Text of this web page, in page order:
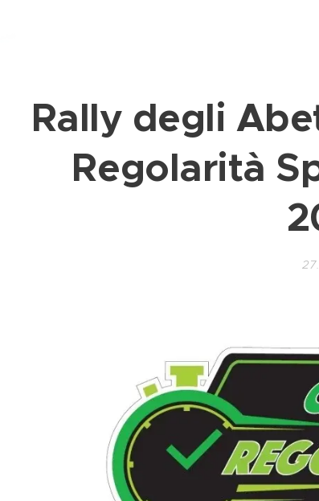
Rally degli
Regolarità